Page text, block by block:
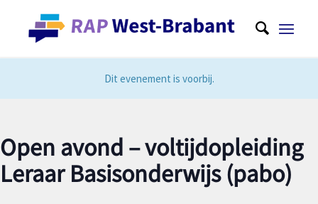
Dit evenement is voorbij.
Open avond – voltijdopleiding
Leraar Basisonderwijs (pabo)